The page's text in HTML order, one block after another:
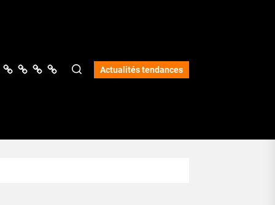
Science
Lifestyle
OpinionsServices Actualités tendances